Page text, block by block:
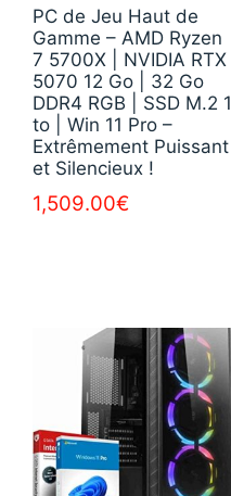
PC de Jeu Haut de
Gamme – AMD Ryzen
7 5700X | NVIDIA RTX
5070 12 Go | 32 Go
DDR4 RGB | SSD M.2 1
to | Win 11 Pro –
Extrêmement Puissant
et Silencieux !
1,509.00€